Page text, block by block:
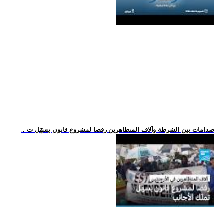
.. صدامات بين الشرطة وآلاف المتظاهرين رفضا لمشروع قانون يسهّل ت